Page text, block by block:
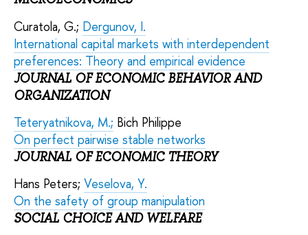
Curatola, G.; Dergunov, I.
International capital markets with interdependent
preferences: Theory and empirical evidence
JOURNAL OF ECONOMIC BEHAVIOR AND
ORGANIZATION
Teteryatnikova, M.; Bich Philippe
On perfect pairwise stable networks
JOURNAL OF ECONOMIC THEORY
Hans Peters; Veselova, Y.
On the safety of group manipulation
SOCIAL CHOICE AND WELFARE